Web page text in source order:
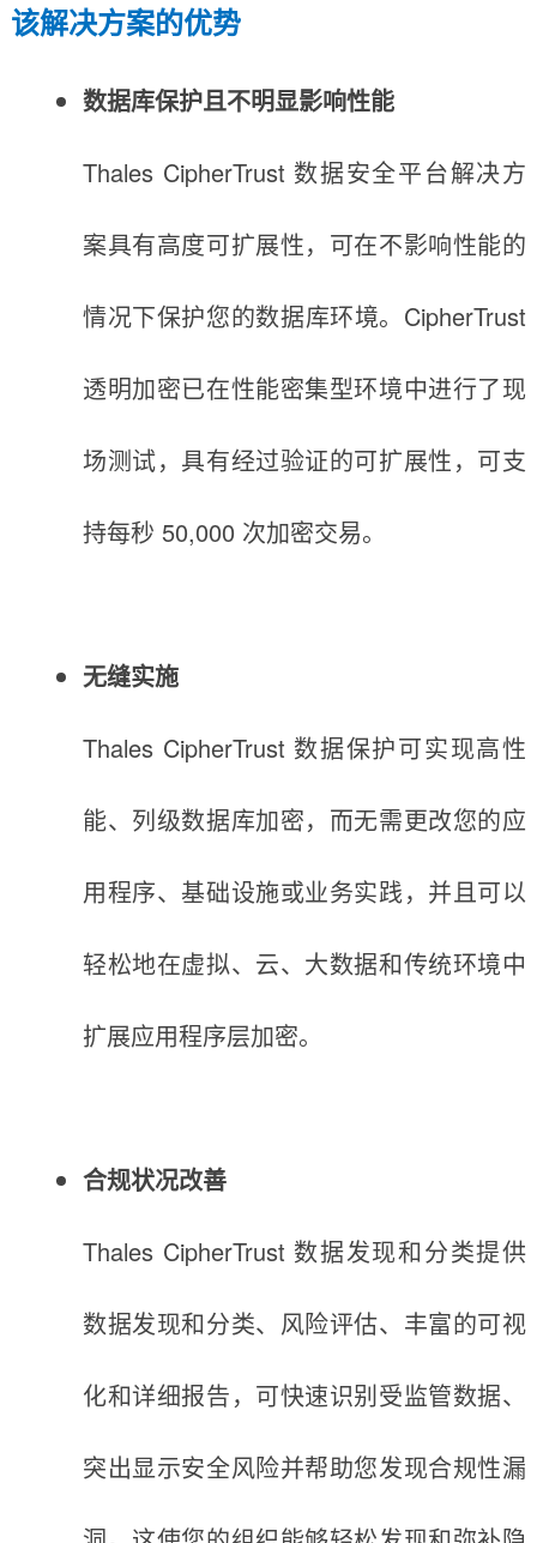
该解决方案的优势
数据库保护且不明显影响性能
Thales CipherTrust 数据安全平台解决方
案具有高度可扩展性，可在不影响性能的
情况下保护您的数据库环境。CipherTrust
透明加密已在性能密集型环境中进行了现
场测试，具有经过验证的可扩展性，可支
持每秒 50,000 次加密交易。
无缝实施
Thales CipherTrust 数据保护可实现高性
能、列级数据库加密，而无需更改您的应
用程序、基础设施或业务实践，并且可以
轻松地在虚拟、云、大数据和传统环境中
扩展应用程序层加密。
合规状况改善
Thales CipherTrust 数据发现和分类提供
数据发现和分类、风险评估、丰富的可视
化和详细报告，可快速识别受监管数据、
突出显示安全风险并帮助您发现合规性漏